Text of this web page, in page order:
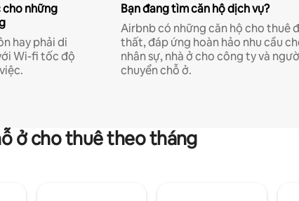
cho những
hay phải di
Wi-fi tốc độ
Bạn đang tìm căn hộ dịch vụ?
Airbnb có những căn hộ cho thuê
thất, đáp ứng hoàn hảo nhu cầu
nhân sự, nhà ở cho công ty và
chuyển chỗ ở.
ở cho thuê theo tháng